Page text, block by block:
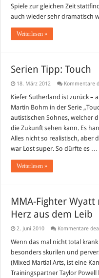
Spiele zur gleichen Zeit
auch wieder sehr dramatisch
Weiterlesen »
Serien Tipp: Touch
18. März 2012 Kommentare
Kiefer Sutherland ist zurück –
Martin Bohm in der Serie
autistischen Sohnes, welcher
die Zukunft sehen kann. Es
Alles nicht so realistisch, aber
war Lost super. So dürfte es …
Weiterlesen »
MMA-Fighter
Herz aus dem Leib
2. Juni 2010 Kommentare
Wenn das mal nicht total
besonders skurilen und
(Mixed Martial Arts, ist eine
Trainingspartner Taylor